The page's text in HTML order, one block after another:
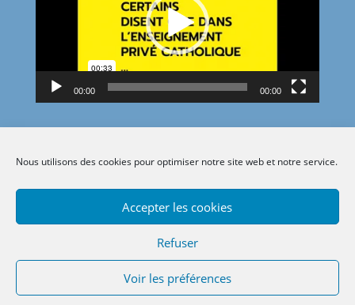
Nous utilisons des cookies pour optimiser notre site web et notre service.
Accepter les cookies
Refuser
Voir les préférences
00:00 00:00